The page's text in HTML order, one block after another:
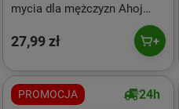
mycia dla mężczyzn Ahoj
27,99 zł
PROMOCJA 24h